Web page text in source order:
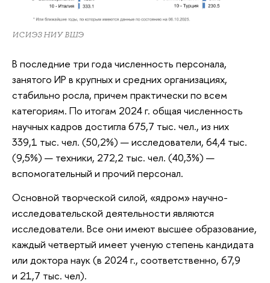
ИСИЭЗ НИУ ВШЭ
В последние три года численность персонала,
занятого ИР в крупных и средних организациях,
стабильно росла, причем практически по всем
категориям. По итогам 2024 г. общая численность
научных кадров достигла 675,7 тыс. чел., из них
339,1 тыс. чел. (50,2%) — исследователи, 64,4 тыс.
(9,5%) — техники, 272,2 тыс. чел. (40,3%) —
вспомогательный и прочий персонал.
Основной творческой силой, «ядром» научно-
исследовательской деятельности являются
исследователи. Все они имеют высшее образование,
каждый четвертый имеет ученую степень кандидата
или доктора наук (в 2024 г., соответственно, 67,9
и 21,7 тыс. чел).